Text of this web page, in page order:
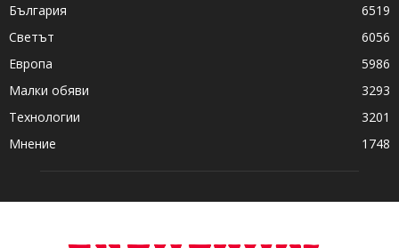
България
6519
Светът
6056
Европа
5986
Малки обяви
3293
Технологии
3201
Мнение
1748